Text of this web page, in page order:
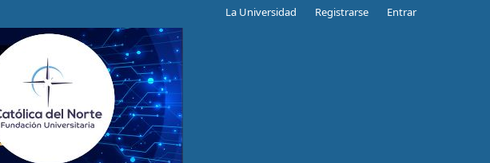
La Universidad Registrarse Entrar